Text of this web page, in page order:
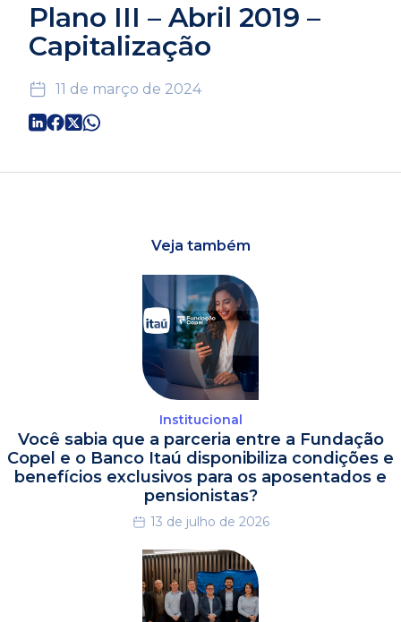
Plano III – Abril 2019 –
Capitalização
11 de março de 2024
Veja também
Institucional
Você sabia que a parceria entre a Fundação
Copel e o Banco Itaú disponibiliza condições e
benefícios exclusivos para os aposentados e
pensionistas?
13 de julho de 2026